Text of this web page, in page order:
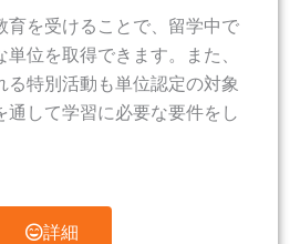
育を受けることで、留学中で
位を取得できます。また、
る特別活動も単位認定の対象
通して学習に必要な要件をし
詳細